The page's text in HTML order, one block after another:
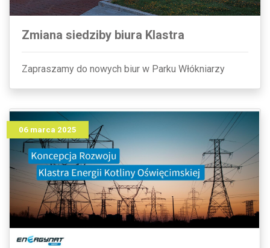
Zmiana siedziby biura Klastra
Zapraszamy do nowych biur w Parku Włókniarzy
06 marca 2025